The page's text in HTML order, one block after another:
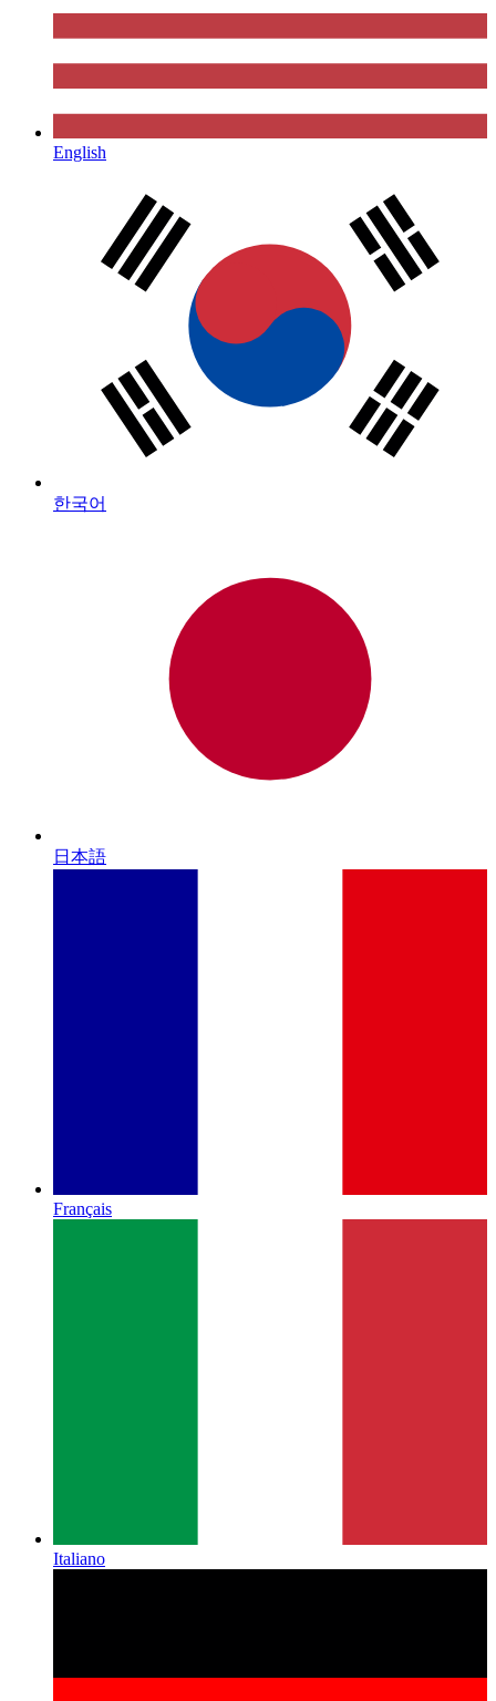
English
한국어
日本語
Français
Italiano